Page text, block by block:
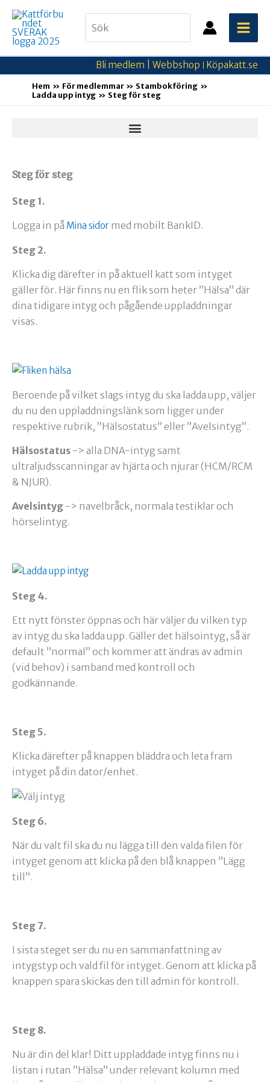
Hoppa
innehåll
for:
Bli medlem | Webbshop Köpakatt.se
Hem För medlemmar
Stambokföring
Ladda upp intyg
Steg för steg
Steg för steg
Steg 1.
Logga in på Mina sidor med mobilt BankID.
Steg 2.
Klicka dig därefter in på aktuell katt som intyget
gäller för. Här finns nu en flik som heter ”Hälsa” där
dina tidigare intyg och pågående uppladdningar
visas.
Beroende på vilket slags intyg du ska ladda upp, väljer
du nu den uppladdningslänk som ligger under
respektive rubrik, ”Hälsostatus” eller ”Avelsintyg”.
Hälsostatus -> alla DNA-intyg samt
ultraljudsscanningar av hjärta och njurar (HCM/RCM
& NJUR).
Avelsintyg -> navelbråck, normala testiklar och
hörselintyg.
Steg 4.
Ett nytt fönster öppnas och här väljer du vilken typ
av intyg du ska ladda upp. Gäller det hälsointyg, så är
default ”normal” och kommer att ändras av admin
(vid behov) i samband med kontroll och
godkännande.
Steg 5.
Klicka därefter på knappen bläddra och leta fram
intyget på din dator/enhet.
Steg 6.
När du valt fil ska du nu lägga till den valda filen för
intyget genom att klicka på den blå knappen ”Lägg
till”.
Steg 7.
I sista steget ser du nu en sammanfattning av
intygstyp och vald fil för intyget. Genom att klicka på
knappen spara skickas den till admin för kontroll.
Steg 8.
Nu är din del klar! Ditt uppladdade intyg finns nu i
listan i rutan ”Hälsa” under relevant kolumn med